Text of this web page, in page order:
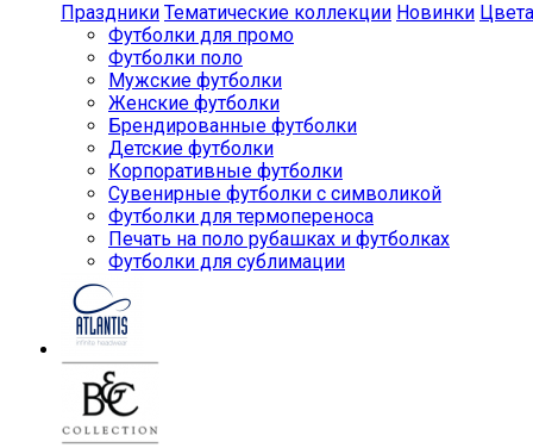
Праздники Тематические коллекции Новинки Цвета
Футболки для промо
Футболки поло
Мужские футболки
Женские футболки
Брендированные футболки
Детские футболки
Корпоративные футболки
Сувенирные футболки с символикой
Футболки для термопереноса
Печать на поло рубашках и футболках
Футболки для сублимации